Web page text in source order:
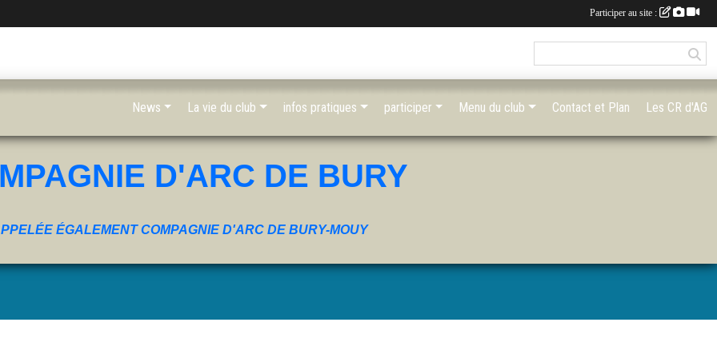
D'ARC DE BURY
ÉGALEMENT COMPAGNIE D'ARC DE BURY-MOUY
News La vie du club infos pratiques participer Menu du club Contact et Plan Les CR d'AG
Participer au site :